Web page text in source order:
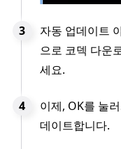
자동 업데이트
으로 코덱 다운
세요.
이제, OK를 눌
데이트합니다.